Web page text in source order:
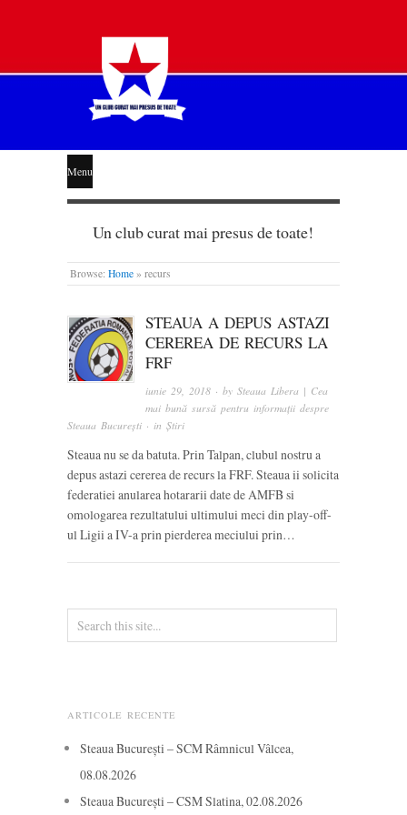
STEAUA
LIBERĂ
Menu
Un club curat mai presus de toate!
Browse: Home » recurs
STEAUA A DEPUS ASTAZI
CEREREA DE RECURS LA
FRF
iunie 29, 2018 · bySteaua Libera | Cea
mai bună sursă pentru informații despre
Steaua București · in Știri
Steaua nu se da batuta. Prin Talpan, clubul nostru a
depus astazi cererea de recurs la FRF. Steaua ii solicita
federatiei anularea hotararii date de AMFB si
omologarea rezultatului ultimului meci din play-off-
ul Ligii a IV-a prin pierderea meciului prin…
ARTICOLE RECENTE
Steaua București – SCM Râmnicul Vâlcea,
08.08.2026
Steaua București – CSM Slatina, 02.08.2026